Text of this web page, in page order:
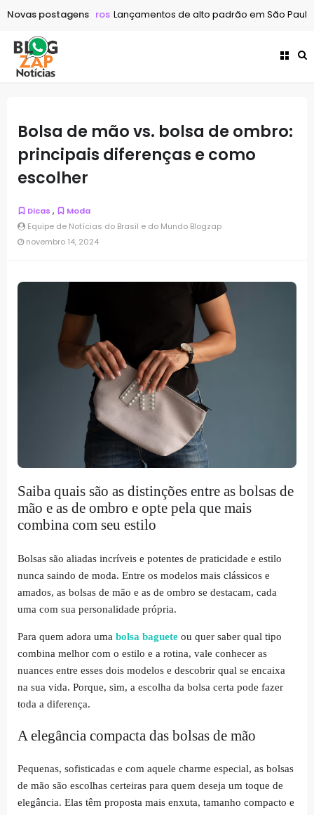
futuro Outros Lançamentos de alto padrão em São Paulo:
Novas postagens
Bolsa de mão vs. bolsa de ombro:
principais diferenças e como
escolher
Dicas ,
Moda
Equipe de Notícias do Brasil e do Mundo Blogzap
novembro 14, 2024
Saiba quais são as distinções entre as bolsas de
mão e as de ombro e opte pela que mais
combina com seu estilo
Bolsas são aliadas incríveis e potentes de praticidade e estilo
nunca saindo de moda. Entre os modelos mais clássicos e
amados, as bolsas de mão e as de ombro se destacam, cada
uma com sua personalidade própria.
Para quem adora uma bolsa baguete ou quer saber qual tipo
combina melhor com o estilo e a rotina, vale conhecer as
nuances entre esses dois modelos e descobrir qual se encaixa
na sua vida. Porque, sim, a escolha da bolsa certa pode fazer
toda a diferença.
A elegância compacta das bolsas de mão
Pequenas, sofisticadas e com aquele charme especial, as bolsas
de mão são escolhas certeiras para quem deseja um toque de
elegância. Elas têm proposta mais enxuta, tamanho compacto e